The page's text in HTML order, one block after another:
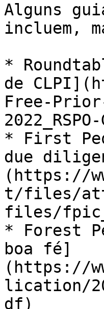
Alguns
incluem,
*
de
Free-
* First
due
(https://
t/files/
files/
* Forest
boa fé]
(https://
lication/
df)